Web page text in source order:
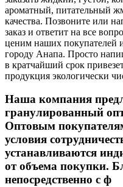
ароматный, питательный
качества. Позвоните или
заказ и ответит на все
ценим наших покупателей
городу Анапа. Просто
в кратчайший срок
продукция экологически
Наша компания
гранулированный
Оптовым
условия
устанавливаются
от объема покупки.
непосредственно с ф